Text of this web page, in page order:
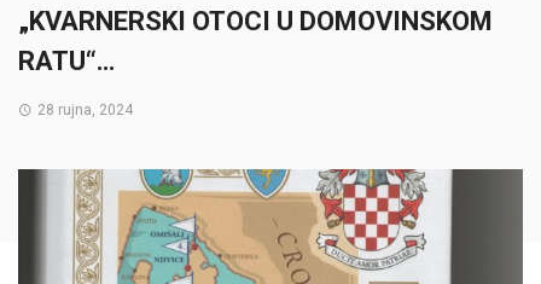
„KVARNERSKI OTOCI U DOMOVINSKOM
RATU“…
28 rujna, 2024